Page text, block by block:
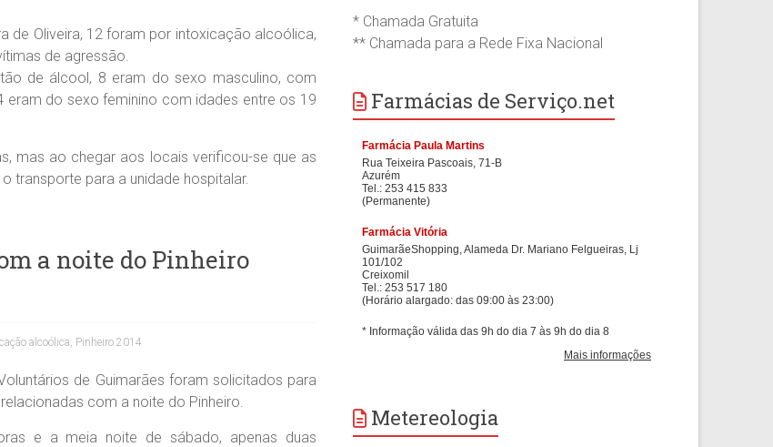
de Oliveira, 12 foram por intoxicação alcoólica,
de agressão.
de álcool, 8 eram do sexo masculino, com
do sexo feminino com idades entre os 19
mas ao chegar aos locais verificou-se que as
transporte para a unidade hospitalar.
a noite do Pinheiro
alcoólica, Pinheiro 2014
de Guimarães foram solicitados para
com a noite do Pinheiro.
e a meia noite de sábado, apenas duas
* Chamada Gratuita
** Chamada para a Rede Fixa Nacional
Farmácias de Serviço.net
Metereologia